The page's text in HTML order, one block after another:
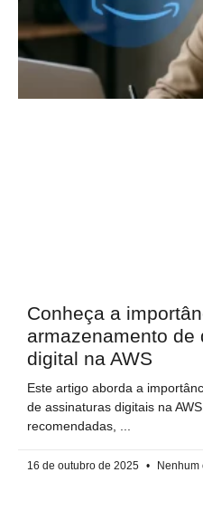
Conheça a
armazenamento
digital na AWS
Este artigo aborda a
de assinaturas digitais na
recomendadas,
16 de outubro de 2025 Nenhum